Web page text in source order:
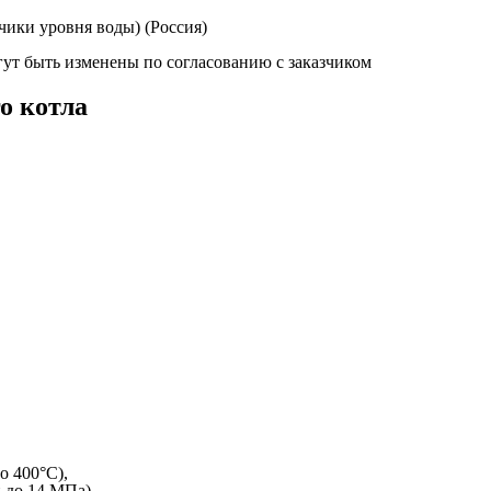
уровня воды) (Россия)
быть изменены по согласованию с заказчиком
котла
400°C),